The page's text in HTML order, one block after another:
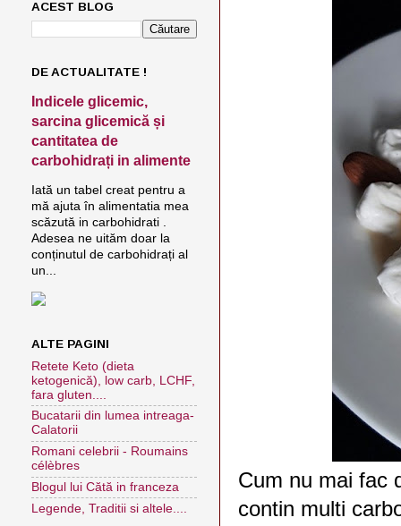
Cum nu mai fac
contin multi
ACEST BLOG
DE ACTUALITATE !
Indicele glicemic,
sarcina glicemică și
cantitatea de
carbohidrați in alimente
Iată un tabel creat pentru a
mă ajuta în alimentatia mea
scăzută in carbohidrati .
Adesea ne uităm doar la
conținutul de carbohidrați al
un...
ALTE PAGINI
Retete Keto (dieta
ketogenică), low carb, LCHF,
fara gluten....
Bucatarii din lumea intreaga-
Calatorii
Romani celebrii - Roumains
célèbres
Blogul lui Cătă in franceza
Legende, Traditii si altele....